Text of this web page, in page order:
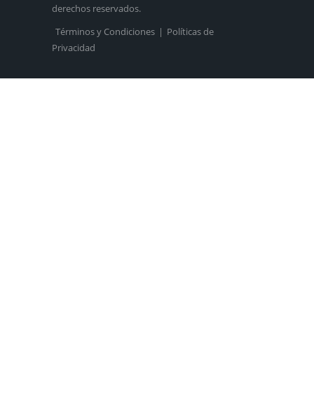
derechos reservados.
Términos y Condiciones | Políticas de
Privacidad